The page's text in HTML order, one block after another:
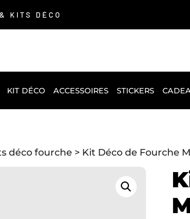
KITS DÉCO
KIT DÉCO ACCESSOIRES STICKERS
déco fourche > Kit Déco de Fourche